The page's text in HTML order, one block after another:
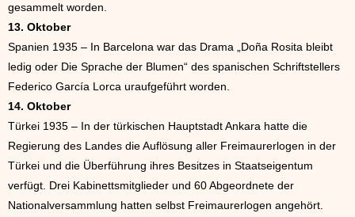
gesammelt worden.
13. Oktober
Spanien 1935 – In Barcelona war das Drama „Doña Rosita bleibt
ledig oder Die Sprache der Blumen“ des spanischen Schriftstellers
Federico García Lorca uraufgeführt worden.
14. Oktober
Türkei 1935 – In der türkischen Hauptstadt Ankara hatte die
Regierung des Landes die Auflösung aller Freimaurerlogen in der
Türkei und die Überführung ihres Besitzes in Staatseigentum
verfügt. Drei Kabinettsmitglieder und 60 Abgeordnete der
Nationalversammlung hatten selbst Freimaurerlogen angehört.